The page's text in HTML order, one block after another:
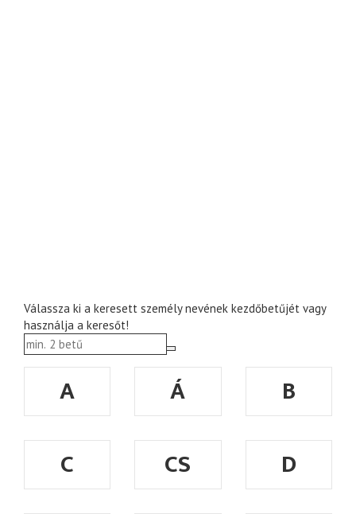
Válassza ki a keresett személy nevének kezdőbetűjét vagy
használja a keresőt!
A Á
B
C
CS
D